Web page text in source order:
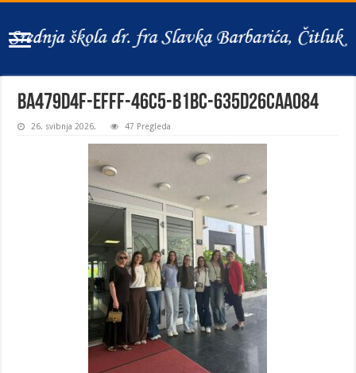
ba479d4f-efff-46c5-b1bc-635d26caa084
26. svibnja 2026. 47 Pregleda